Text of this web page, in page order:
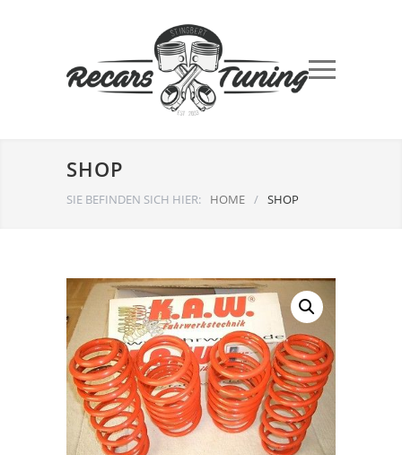
SHOP
SIE BEFINDEN SICH HIER: HOME / SHOP